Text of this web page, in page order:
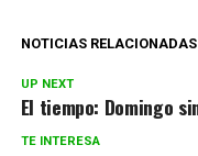
NOTICIAS RELACIONADAS
UP NEXT
El tiempo: Domingo
TE INTERESA